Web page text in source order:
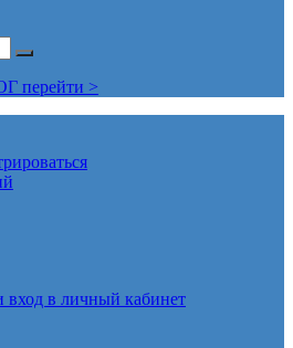
>
вход в личный кабинет